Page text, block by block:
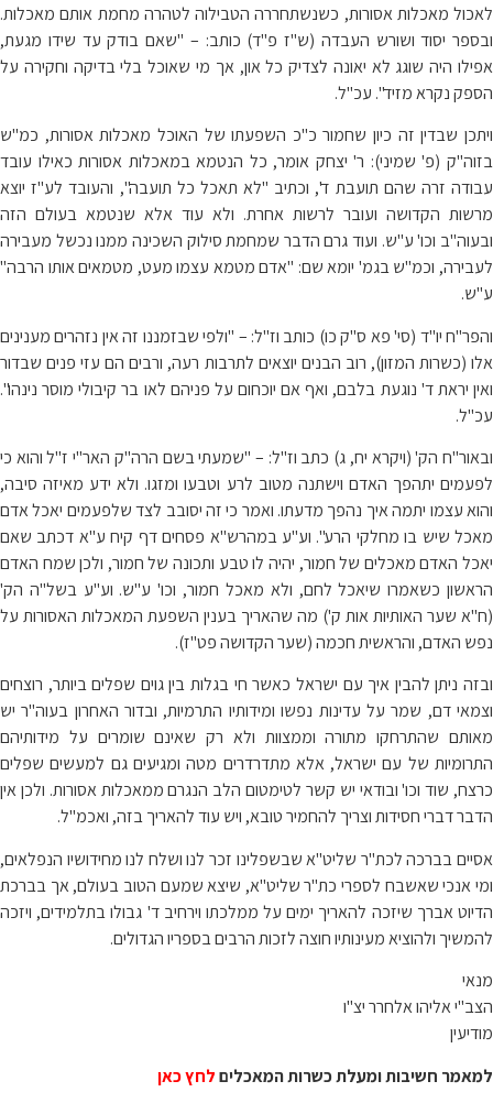
לאכול מאכלות אסורות, כשנשתחררה הטבילוה לטהרה מחמת אותם מאכלות.
ובספר יסוד ושורש העבדה (ש"ז פ"ד) כותב: – "שאם בודק עד שידו מגעת,
אפילו היה שוגג לא יאונה לצדיק כל און, אך מי שאוכל בלי בדיקה וחקירה על
הספק נקרא מזיד". עכ"ל.
ויתכן שבדין זה כיון שחמור כ"כ השפעתו של האוכל מאכלות אסורות, כמ"ש
בזוה"ק (פ' שמיני): ר' יצחק אומר, כל הנטמא במאכלות אסורות כאילו עובד
עבודה זרה שהם תועבת ד', וכתיב "לא תאכל כל תועבה", והעובד לע"ז יוצא
מרשות הקדושה ועובר לרשות אחרת. ולא עוד אלא שנטמא בעולם הזה
ובעוה"ב וכו' ע"ש. ועוד גרם הדבר שמחמת סילוק השכינה ממנו נכשל מעבירה
לעבירה, וכמ"ש בגמ' יומא שם: "אדם מטמא עצמו מעט, מטמאים אותו הרבה"
ע"ש.
והפר"ח יו"ד (סי' פא ס"ק כו) כותב וז"ל: – "ולפי שבזמננו זה אין נזהרים מענינים
אלו (כשרות המזון), רוב הבנים יוצאים לתרבות רעה, ורבים הם עזי פנים שבדור
ואין יראת ד' נוגעת בלבם, ואף אם יוכחום על פניהם לאו בר קיבולי מוסר נינהו".
עכ"ל.
ובאור"ח הק' (ויקרא יח, ג) כתב וז"ל: – "שמעתי בשם הרה"ק האר"י ז"ל והוא כי
לפעמים יתהפך האדם וישתנה מטוב לרע וטבעו ומזגו. ולא ידע מאיזה סיבה,
והוא עצמו יתמה איך נהפך מדעתו. ואמר כי זה יסובב לצד שלפעמים יאכל אדם
מאכל שיש בו מחלקי הרע". וע"ע במהרש"א פסחים דף קיח ע"א דכתב שאם
יאכל האדם מאכלים של חמור, יהיה לו טבע ותכונה של חמור, ולכן שמח האדם
הראשון כשאמרו שיאכל לחם, ולא מאכל חמור, וכו' ע"ש. וע"ע בשל"ה הק'
(ח"א שער האותיות אות ק') מה שהאריך בענין השפעת המאכלות האסורות על
נפש האדם, והראשית חכמה (שער הקדושה פט"ז).
ובזה ניתן להבין איך עם ישראל כאשר חי בגלות בין גוים שפלים ביותר, רוצחים
וצמאי דם, שמר על עדינות נפשו ומידותיו התרמיות, ובדור האחרון בעוה"ר יש
מאותם שהתרחקו מתורה וממצוות ולא רק שאינם שומרים על מידותיהם
התרומיות של עם ישראל, אלא מתדרדרים מטה ומגיעים גם למעשים שפלים
כרצח, שוד וכו' ובודאי יש קשר לטימטום הלב הנגרם ממאכלות אסורות. ולכן אין
הדבר דברי חסידות וצריך להחמיר טובא, ויש עוד להאריך בזה, ואכמ"ל.
אסיים בברכה לכת"ר שליט"א שבשפלינו זכר לנו ושלח לנו מחידושיו הנפלאים,
ומי אנכי שאשבח לספרי כת"ר שליט"א, שיצא שמעם הטוב בעולם, אך בברכת
הדיוט אברך שיזכה להאריך ימים על ממלכתו וירחיב ד' גבולו בתלמידים, ויזכה
להמשיך ולהוציא מעינותיו חוצה לזכות הרבים בספריו הגדולים.
מנאי
הצב"י אליהו אלחרר יצ"ו
מודיעין
למאמר חשיבות ומעלת כשרות המאכליםלחץ כאן